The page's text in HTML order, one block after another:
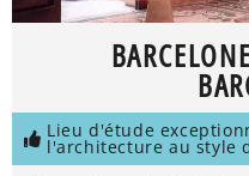
Lieu d'étude
l'architecture au style